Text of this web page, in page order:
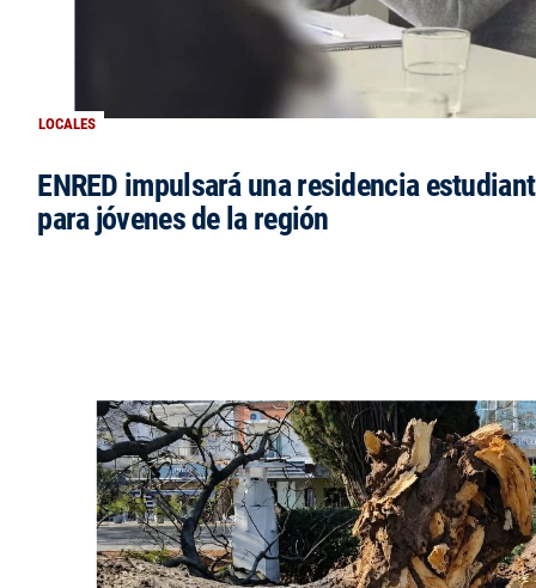
LOCALES
ENRED impulsará una residencia
para jóvenes de la región